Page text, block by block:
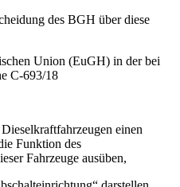
des BGH über diese
Union (EuGH) in der bei
C-693/18
einen
Funktion des
Fahrzeuge ausüben,